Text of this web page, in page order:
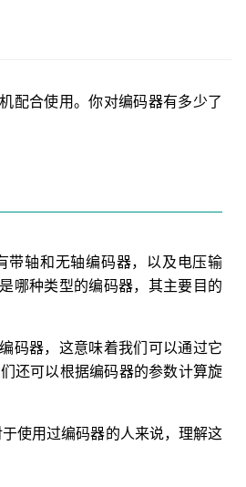
配合使用。你对编码器有多少了
带轴和无轴编码器，以及电压输
哪种类型的编码器，其主要目的
码器，这意味着我们可以通过它
还可以根据编码器的参数计算旋
使用过编码器的人来说，理解这